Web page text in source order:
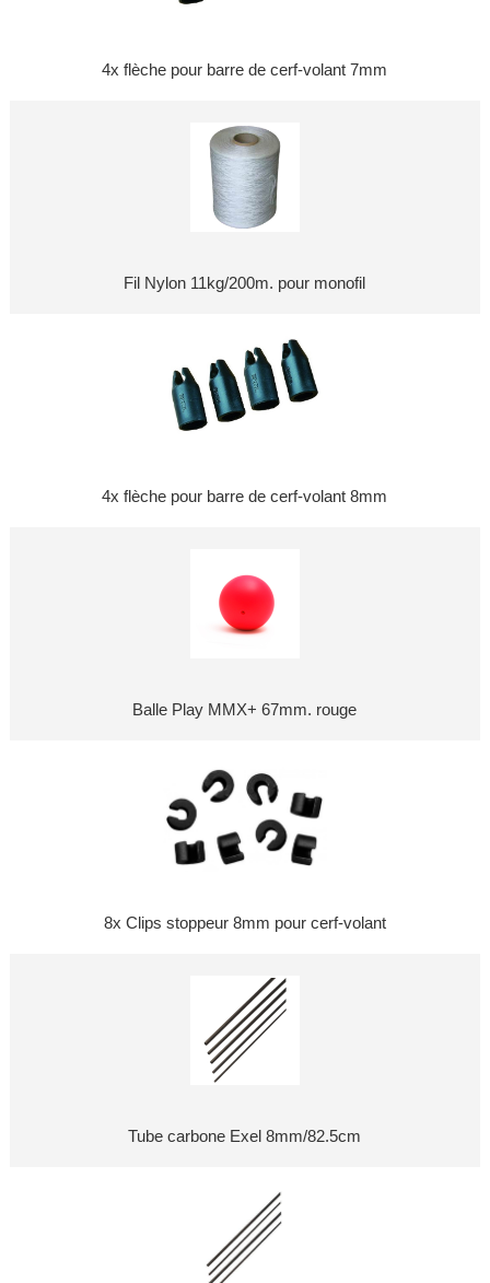
4x flèche pour barre de cerf-volant 7mm
Fil Nylon 11kg/200m. pour monofil
4x flèche pour barre de cerf-volant 8mm
Balle Play MMX+ 67mm. rouge
8x Clips stoppeur 8mm pour cerf-volant
Tube carbone Exel 8mm/82.5cm